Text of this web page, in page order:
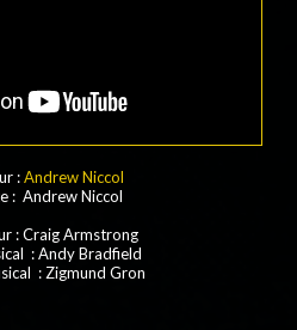
:Andrew Niccol
: Andrew Niccol
: Craig Armstrong
: Andy Bradfield
: Zigmund Gron